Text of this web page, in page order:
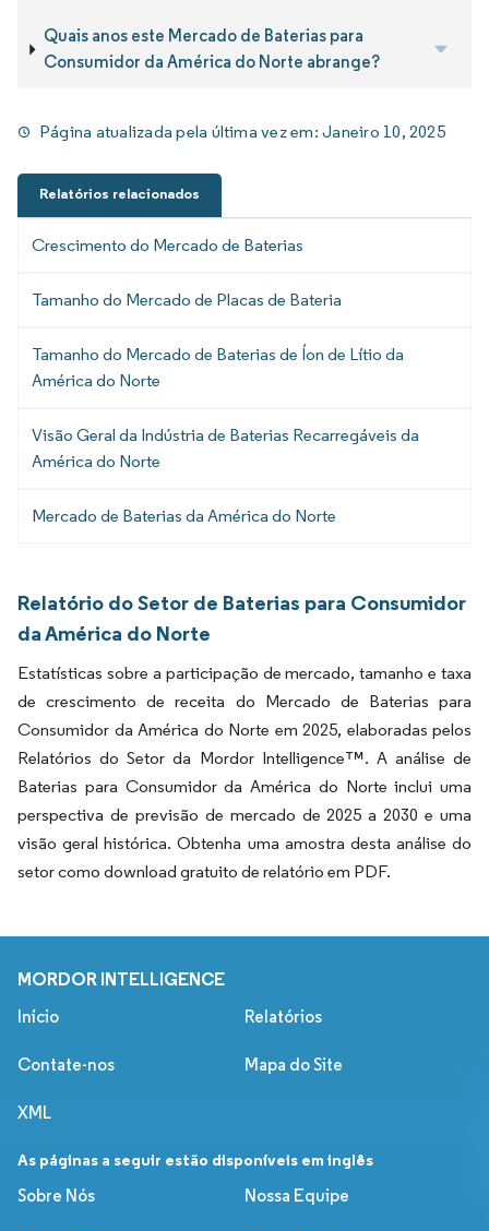
Quais anos este Mercado de Baterias para
Consumidor da América do Norte abrange?
Página atualizada pela última vez em:Janeiro 10, 2025
Relatórios relacionados
Crescimento do Mercado de Baterias
Tamanho do Mercado de Placas de Bateria
Tamanho do Mercado de Baterias de Íon de Lítio da
América do Norte
Visão Geral da Indústria de Baterias Recarregáveis da
América do Norte
Mercado de Baterias da América do Norte
Relatório do Setor de Baterias para Consumidor
da América do Norte
Estatísticas sobre a participação de mercado, tamanho e taxa
de crescimento de receita do Mercado de Baterias para
Consumidor da América do Norte em 2025, elaboradas pelos
Relatórios do Setor da Mordor Intelligence™. A análise de
Baterias para Consumidor da América do Norte inclui uma
perspectiva de previsão de mercado de 2025 a 2030 e uma
visão geral histórica. Obtenha uma amostra desta análise do
setor como download gratuito de relatório em PDF.
MORDOR INTELLIGENCE
Início Relatórios
Contate-nos Mapa do Site
XML
As páginas a seguir estão disponíveis em inglês
Sobre Nós
Nossa Equipe